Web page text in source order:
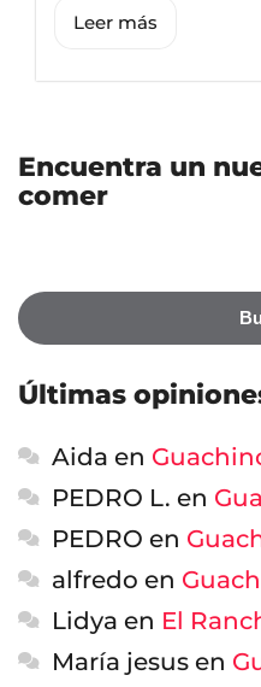
Leer más
Encuentra un
comer
Últimas
Aida en
PEDRO L. en
PEDRO en
alfredo en
Lidya en El
María jesus en